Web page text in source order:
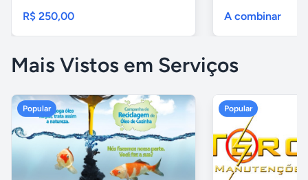
R$ 250,00 A combinar
Mais Vistos em Serviços
Popular Popular